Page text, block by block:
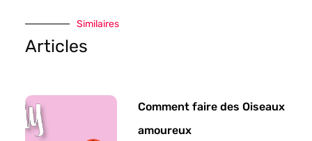
Similaires
Articles
Comment faire des Oiseaux
amoureux